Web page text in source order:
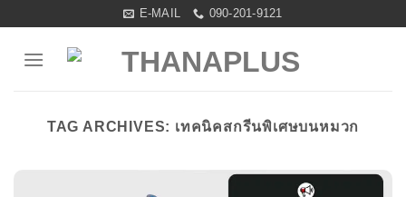
content
E-MAIL 090-201-9121
TAG ARCHIVES: เทคนิคสกรีนพิเศษบนหมวก